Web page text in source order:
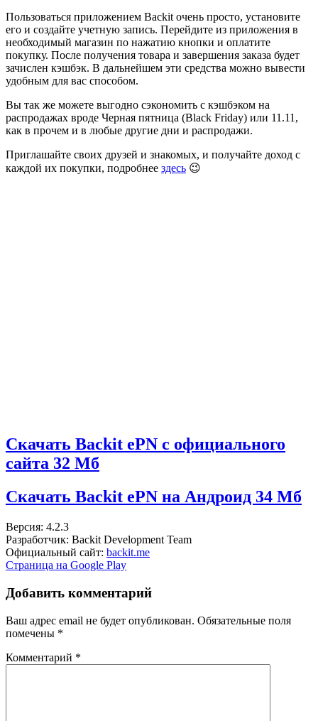
Пользоваться приложением Backit очень просто, установите
его и создайте учетную запись. Перейдите из приложения в
необходимый магазин по нажатию кнопки и оплатите
покупку. После получения товара и завершения заказа будет
зачислен кэшбэк. В дальнейшем эти средства можно вывести
удобным для вас способом.
Вы так же можете выгодно сэкономить с кэшбэком на
распродажах вроде Черная пятница (Black Friday) или 11.11,
как в прочем и в любые другие дни и распродажи.
Приглашайте своих друзей и знакомых, и получайте доход с
каждой их покупки, подробнее здесь 😉
Скачать Backit ePN с официального
сайта 32 Мб
Скачать Backit ePN на Андроид 34 Мб
Версия: 4.2.3
Разработчик: Backit Development Team
Официальный сайт: backit.me
Страница на Google Play
Добавить комментарий
Ваш адрес email не будет опубликован. Обязательные поля
помечены *
Комментарий *